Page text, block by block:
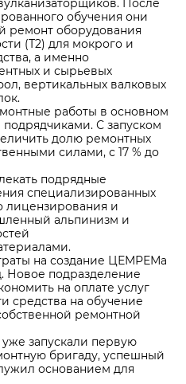
После
обучения они
ремонт оборудования
(Т2) для мокрого и
а именно
и сырьевых
вертикальных валковых
работы в основном
С запуском
долю ремонтных
силами, с 17 % до
подрядные
специализированных
лицензирования и
альпинизм и
на создание ЦЕМРЕМа
Новое подразделение
на оплате услуг
средства на обучение
ремонтной
запускали первую
бригаду, успешный
основанием для